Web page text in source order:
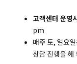
고객센터 운영
pm
매주 토, 일요
상담 진행을 해